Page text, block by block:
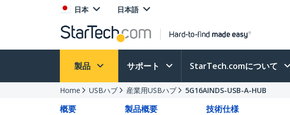
日本 日本語
製品 サポート StarTech.comについて
Home USBハブ 産業用USBハブ 5G16AINDS-USB-A-HUB
概要 製品概要 技術仕様